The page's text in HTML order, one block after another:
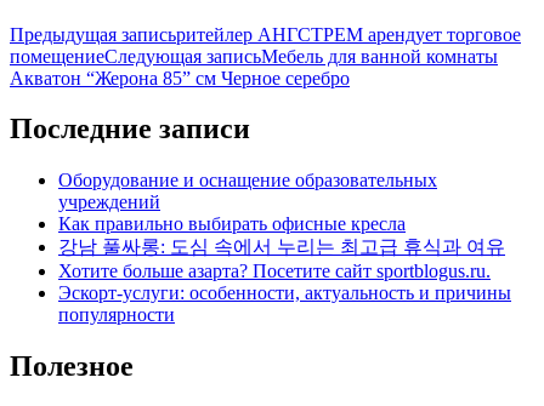
Предыдущая записьритейлер АНГСТРЕМ арендует торговое
помещениеСледующая записьМебель для ванной комнаты
Акватон “Жерона 85” см Черное серебро
Последние записи
Оборудование и оснащение образовательных
учреждений
Как правильно выбирать офисные кресла
강남 풀싸롱: 도심 속에서 누리는 최고급 휴식과 여유
Хотите больше азарта? Посетите сайт sportblogus.ru.
Эскорт-услуги: особенности, актуальность и причины
популярности
Полезное